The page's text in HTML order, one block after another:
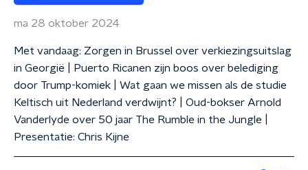
ma 28 oktober 2024
Met vandaag: Zorgen in Brussel over verkiezingsuitslag
in Georgië | Puerto Ricanen zijn boos over belediging
door Trump-komiek | Wat gaan we missen als de studie
Keltisch uit Nederland verdwijnt? | Oud-bokser Arnold
Vanderlyde over 50 jaar The Rumble in the Jungle |
Presentatie: Chris Kijne